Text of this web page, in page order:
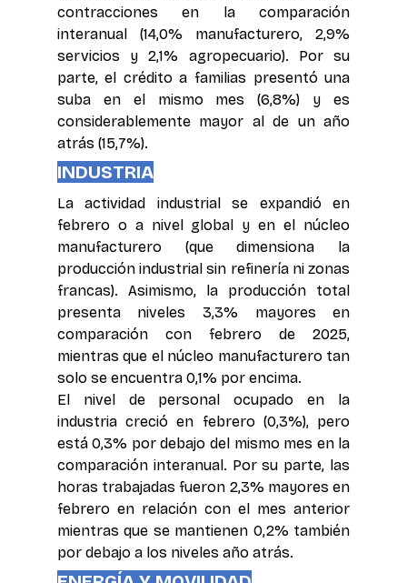
contracciones en la comparación
interanual (14,0% manufacturero, 2,9%
servicios y 2,1% agropecuario). Por su
parte, el crédito a familias presentó una
suba en el mismo mes (6,8%) y es
considerablemente mayor al de un año
atrás (15,7%).
INDUSTRIA
La actividad industrial se expandió en
febrero o a nivel global y en el núcleo
manufacturero (que dimensiona la
producción industrial sin refinería ni zonas
francas). Asimismo, la producción total
presenta niveles 3,3% mayores en
comparación con febrero de 2025,
mientras que el núcleo manufacturero tan
solo se encuentra 0,1% por encima.
El nivel de personal ocupado en la
industria creció en febrero (0,3%), pero
está 0,3% por debajo del mismo mes en la
comparación interanual. Por su parte, las
horas trabajadas fueron 2,3% mayores en
febrero en relación con el mes anterior
mientras que se mantienen 0,2% también
por debajo a los niveles año atrás.